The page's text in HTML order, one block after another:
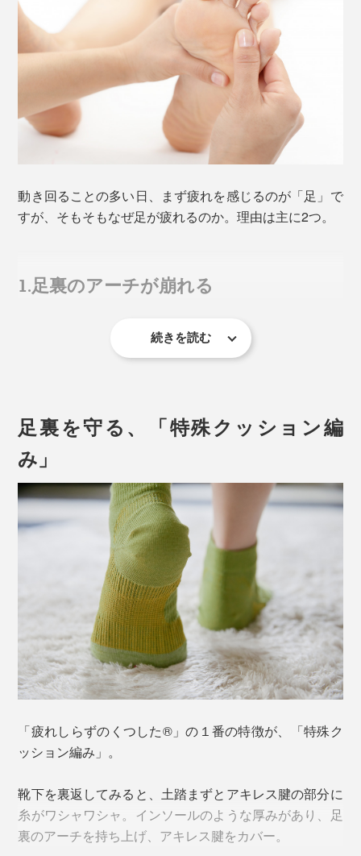
動き回ることの多い日、まず疲れを感じるのが「足」で
すが、そもそもなぜ足が疲れるのか。理由は主に2つ。
1.足裏のアーチが崩れる
米国足病医協会の調べによると、歩くときに足にかかる
構造が受け止めています。
たとえ、普段は足裏のアーチがしっかりしていても、長
も朝と夕方とでは、アーチの角度が違うそうです。
アーチが崩れることで、足裏のバネ機能が低下。衝撃を
吸収できず、足の筋肉に余計な負担がかかって疲れやす
くなり、土踏まずやかかとが痛む原因にもなるのだと
か。
続きを読む
足裏を守る、「特殊クッション編
み」
「疲れしらずのくつした®」の１番の特徴が、「特殊ク
ッション編み」。
靴下を裏返してみると、土踏まずとアキレス腱の部分に
糸がワシャワシャ。インソールのような厚みがあり、足
裏のアーチを持ち上げ、アキレス腱をカバー。